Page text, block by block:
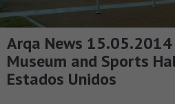
Arqa News
Museum and Sports
Estados Unidos